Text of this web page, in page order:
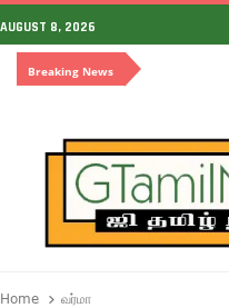
AUGUST 8, 2026
Breaking News
Home வர்மா